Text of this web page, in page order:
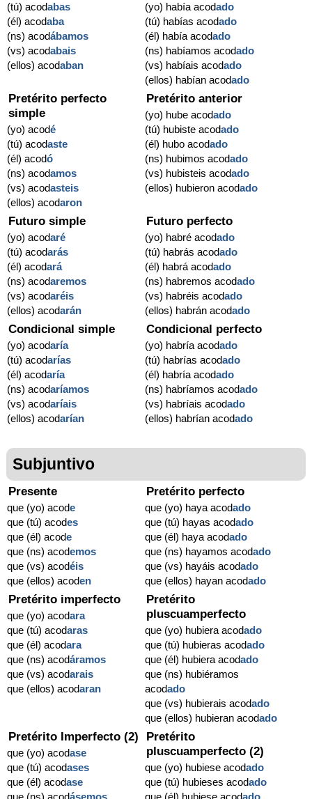
(tú) acodabas
(él) acodaba
(ns) acodábamos
(vs) acodabais
(ellos) acodaban
(yo) había acodado
(tú) habías acodado
(él) había acodado
(ns) habíamos acodado
(vs) habíais acodado
(ellos) habían acodado
Pretérito perfecto
simple
(yo) acodé
(tú) acodaste
(él) acodó
(ns) acodamos
(vs) acodasteis
(ellos) acodaron
Pretérito anterior
(yo) hube acodado
(tú) hubiste acodado
(él) hubo acodado
(ns) hubimos acodado
(vs) hubisteis acodado
(ellos) hubieron acodado
Futuro simple
(yo) acodaré
(tú) acodarás
(él) acodará
(ns) acodaremos
(vs) acodaréis
(ellos) acodarán
Futuro perfecto
(yo) habré acodado
(tú) habrás acodado
(él) habrá acodado
(ns) habremos acodado
(vs) habréis acodado
(ellos) habrán acodado
Condicional simple
(yo) acodaría
(tú) acodarías
(él) acodaría
(ns) acodaríamos
(vs) acodaríais
(ellos) acodarían
Condicional perfecto
(yo) habría acodado
(tú) habrías acodado
(él) habría acodado
(ns) habríamos acodado
(vs) habríais acodado
(ellos) habrían acodado
Subjuntivo
Presente
que (yo) acode
que (tú) acodes
que (él) acode
que (ns) acodemos
que (vs) acodéis
que (ellos) acoden
Pretérito perfecto
que (yo) haya acodado
que (tú) hayas acodado
que (él) haya acodado
que (ns) hayamos acodado
que (vs) hayáis acodado
que (ellos) hayan acodado
Pretérito imperfecto
que (yo) acodara
que (tú) acodaras
que (él) acodara
que (ns) acodáramos
que (vs) acodarais
que (ellos) acodaran
Pretérito
pluscuamperfecto
que (yo) hubiera acodado
que (tú) hubieras acodado
que (él) hubiera acodado
que (ns) hubiéramos
acodado
que (vs) hubierais acodado
que (ellos) hubieran acodado
Pretérito Imperfecto (2)
que (yo) acodase
que (tú) acodases
que (él) acodase
Pretérito
pluscuamperfecto (2)
que (yo) hubiese acodado
que (tú) hubieses acodado